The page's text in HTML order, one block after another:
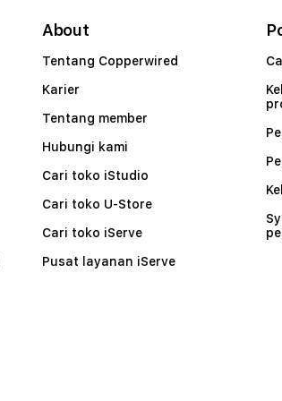
About
Tentang Copperwired
Karier
Tentang member
Hubungi kami
Cari toko iStudio
Cari toko U-Store
Cari toko iServe
Pusat layanan iServe